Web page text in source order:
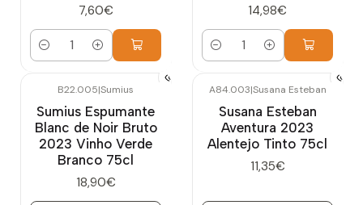
7,60€
Quantidade
14,98€
Quantidade
B22.005|Sumius
Sumius Espumante
Blanc de Noir Bruto
2023 Vinho Verde
Branco 75cl
18,90€
A84.003|Susana Esteban
Susana Esteban
Aventura 2023
Alentejo Tinto 75cl
11,35€